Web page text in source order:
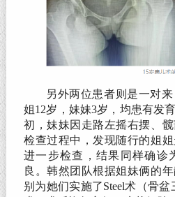
另外两位患者则是一对
姐12岁，妹妹3岁，均患有发
初，妹妹因走路左摇右摆、
检查过程中，发现随行的姐
进一步检查，结果同样确诊
良。韩然团队根据姐妹俩的
别为她们实施了Steel术（骨盆